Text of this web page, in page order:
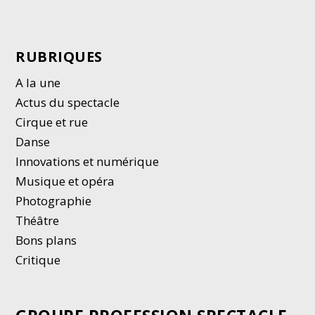
RUBRIQUES
A la une
Actus du spectacle
Cirque et rue
Danse
Innovations et numérique
Musique et opéra
Photographie
Théâtre
Bons plans
Critique